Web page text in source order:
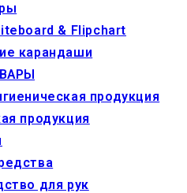
& Flipchart
карандаши
продукция
продукция
для рук